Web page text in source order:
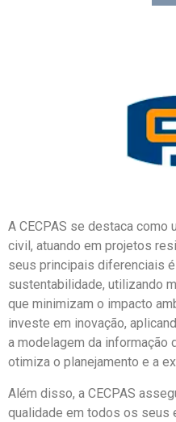
A CECPAS se destaca como
civil, atuando em projetos
seus principais diferenciais
sustentabilidade, utilizando
que minimizam o impacto
investe em inovação,
a modelagem da informação
otimiza o planejamento e a
Além disso, a CECPAS
qualidade em todos os seus